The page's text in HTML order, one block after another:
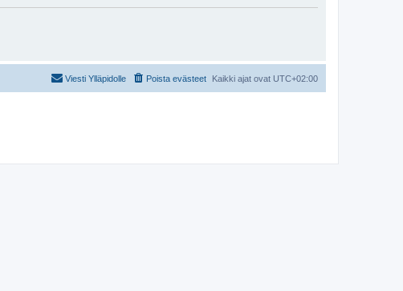
Kaikki ajat ovat UTC+02:00
Poista evästeet
Viesti Ylläpidolle